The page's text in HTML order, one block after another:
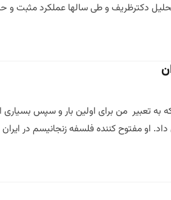
دکترظریف و طی سالها عملکرد مثبت و حرفه ای
به تعبیر من برای اولین بار و سپس
او مفتوح کننده فلسفه زنجانیسم در